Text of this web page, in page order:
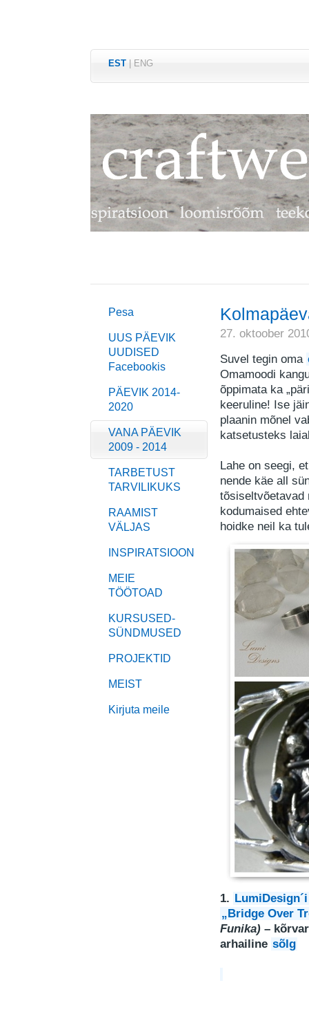
EST ENG
Pesa
UUS PÄEVIK
UUDISED
Facebookis
PÄEVIK 2014-
2020
VANA PÄEVIK
2009 - 2014
TARBETUST
TARVILIKUKS
RAAMIST
VÄLJAS
INSPIRATSIOON
MEIE
TÖÖTOAD
KURSUSED-
SÜNDMUSED
PROJEKTID
MEIST
Kirjuta meile
27. oktoober
Suvel tegin oma
Omamoodi
õppimata ka
keeruline! Ise
plaanin mõnel
katsetusteks
Lahe on seegi,
nende käe all
tõsiseltvõetavad
kodumaised
hoidke neil ka
1. LumiDesign´i
„Bridge Over
Funika) –
arhailine sõlg